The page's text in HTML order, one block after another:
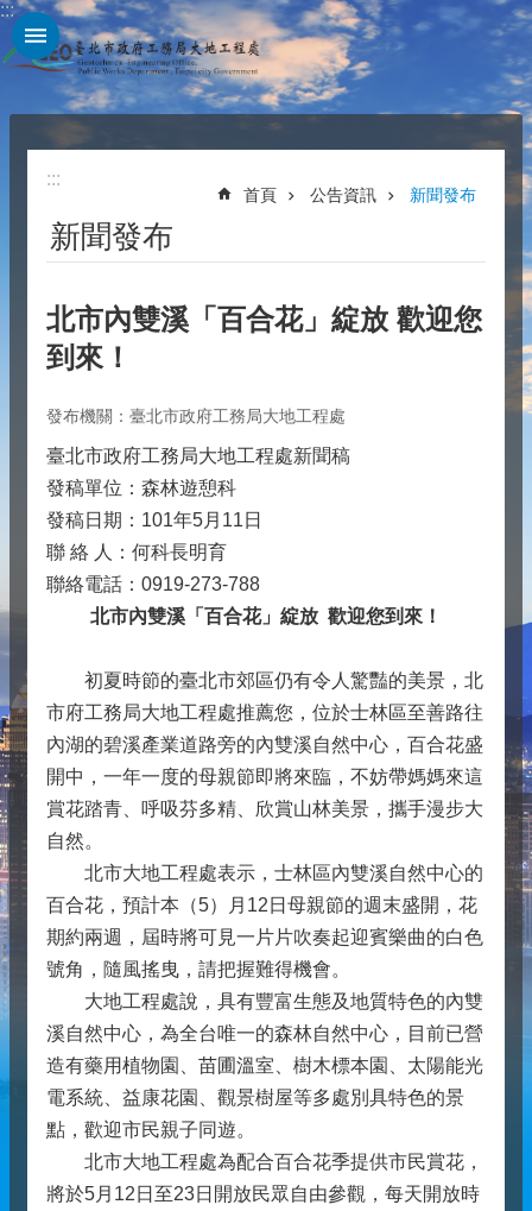
跳到主要內容區塊
:::
:::
首頁 公告資訊 新聞發布
新聞發布
北市內雙溪「百合花」綻放 歡迎您
到來！
發布機關：臺北市政府工務局大地工程處
臺北市政府工務局大地工程處新聞稿
發稿單位：森林遊憩科
發稿日期：101年5月11日
聯 絡 人：何科長明育
聯絡電話：0919-273-788
北市內雙溪「百合花」綻放 歡迎您到來！
初夏時節的臺北市郊區仍有令人驚豔的美景，北
市府工務局大地工程處推薦您，位於士林區至善路往
內湖的碧溪產業道路旁的內雙溪自然中心，百合花盛
開中，一年一度的母親節即將來臨，不妨帶媽媽來這
賞花踏青、呼吸芬多精、欣賞山林美景，攜手漫步大
自然。
北市大地工程處表示，士林區內雙溪自然中心的
百合花，預計本（5）月12日母親節的週末盛開，花
期約兩週，屆時將可見一片片吹奏起迎賓樂曲的白色
號角，隨風搖曳，請把握難得機會。
大地工程處說，具有豐富生態及地質特色的內雙
溪自然中心，為全台唯一的森林自然中心，目前已營
造有藥用植物園、苗圃溫室、樹木標本園、太陽能光
電系統、益康花園、觀景樹屋等多處別具特色的景
點，歡迎市民親子同遊。
北市大地工程處為配合百合花季提供市民賞花，
將於5月12日至23日開放民眾自由參觀，每天開放時